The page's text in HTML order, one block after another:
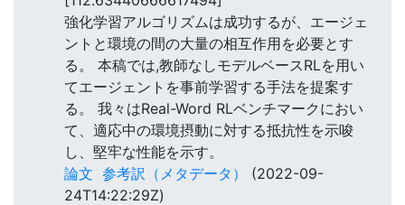
強化学習アルゴリズムは成功するが、エージェ
ントと環境の間の大量の相互作用を必要とす
る。 本稿では,教師なしモデルベースRLを用い
てエージェントを事前学習する手法を提案す
る。 我々はReal-Word RLベンチマークにおい
て、適応中の環境摂動に対する抵抗性を示唆
し、堅牢な性能を示す。
論文 参考訳（メタデータ）
(2022-09-
24T14:22:29Z)